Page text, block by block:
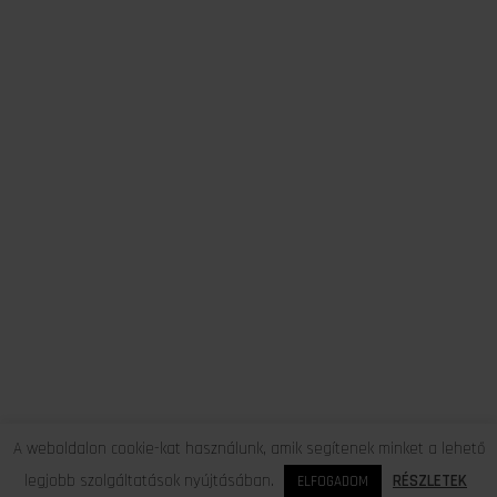
A weboldalon cookie-kat használunk, amik segítenek minket a lehető
legjobb szolgáltatások nyújtásában.
ELFOGADOM RÉSZLETEK